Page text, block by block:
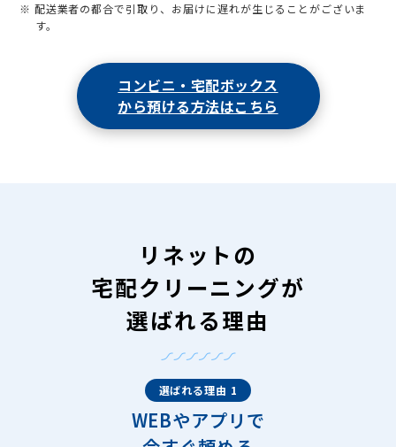
※ 配送業者の都合で引取り、お届けに遅れが生じることがございま
す。
コンビニ・宅配ボックス
から預ける方法はこちら
リネットの
宅配クリーニングが
選ばれる理由
選ばれる理由 1
WEBやアプリで